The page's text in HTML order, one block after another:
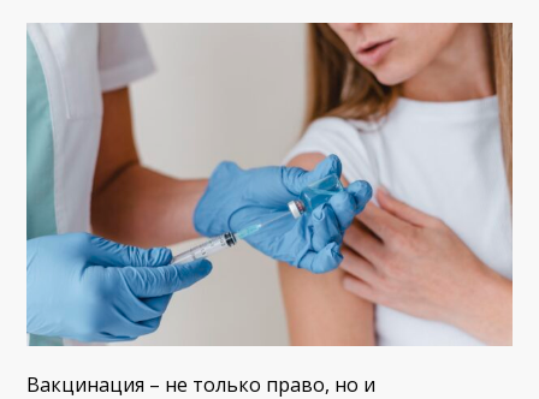
Вакцинация – не только право, но и